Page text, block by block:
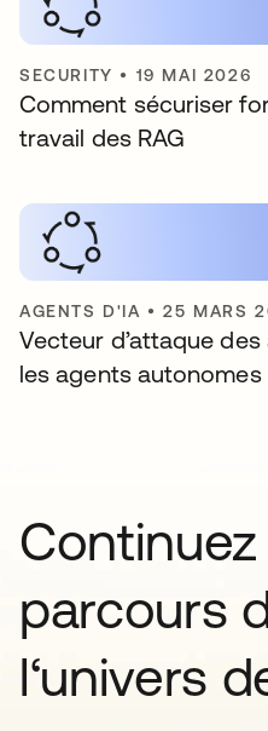
SECURITY • 19 MAI 2026
Comment sécuriser
travail des RAG
AGENTS D'IA •25 MARS
Vecteur d’attaque
les agents autonomes
parcours
l‘univers